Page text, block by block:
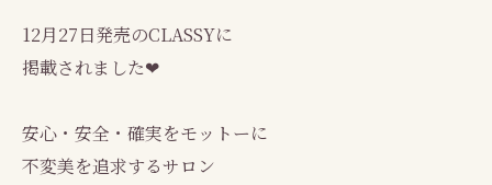
12月27日発売のCLASSYに
掲載されました❤
安心・安全・確実をモットーに
不変美を追求するサロン